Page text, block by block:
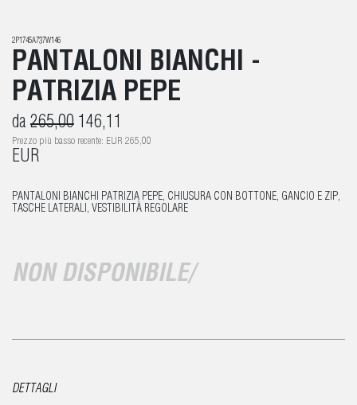
2P1745A737W146
PANTALONI BIANCHI -
PATRIZIA PEPE
da 265,00 146,11
Prezzo più basso recente: EUR 265,00
EUR
PANTALONI BIANCHI PATRIZIA PEPE, CHIUSURA CON BOTTONE, GANCIO E ZIP,
TASCHE LATERALI, VESTIBILITÀ REGOLARE
NON DISPONIBILE/
DETTAGLI